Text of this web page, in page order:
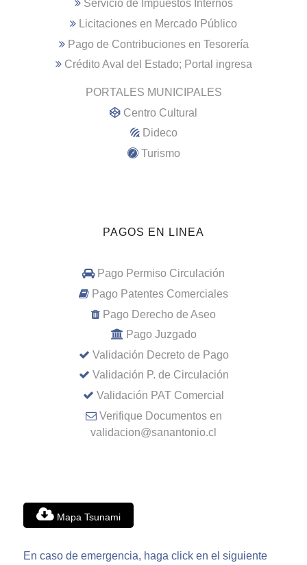
Servicio de Impuestos Internos
Licitaciones en Mercado Público
Pago de Contribuciones en Tesorería
Crédito Aval del Estado; Portal ingresa
PORTALES MUNICIPALES
Centro Cultural
Dideco
Turismo
PAGOS EN LINEA
Pago Permiso Circulación
Pago Patentes Comerciales
Pago Derecho de Aseo
Pago Juzgado
Validación Decreto de Pago
Validación P. de Circulación
Validación PAT Comercial
Verifique Documentos en
validacion@sanantonio.cl
Mapa Tsunami
En caso de emergencia, haga click en el siguiente